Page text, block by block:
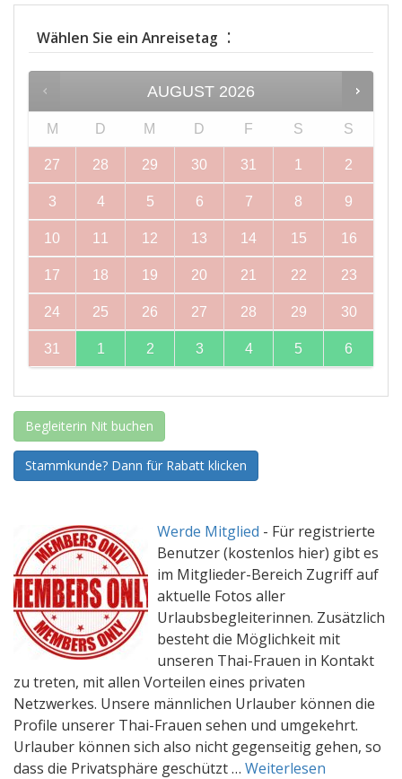
Wählen Sie ein Anreisetag :
AUGUST 2026
M D M D F S S
27 28 29 30 31 1 2
3 4 5 6 7 8 9
10 11 12 13 14 15 16
17 18 19 20 21 22 23
24 25 26 27 28 29 30
31 1 2 3 4 5 6
Begleiterin Nit buchen
Stammkunde? Dann für Rabatt klicken
Werde Mitglied - Für registrierte
Benutzer (kostenlos hier) gibt es
im Mitglieder-Bereich Zugriff auf
aktuelle Fotos aller
Urlaubsbegleiterinnen. Zusätzlich
besteht die Möglichkeit mit
unseren Thai-Frauen in Kontakt
zu treten, mit allen Vorteilen eines privaten
Netzwerkes. Unsere männlichen Urlauber können die
Profile unserer Thai-Frauen sehen und umgekehrt.
Urlauber können sich also nicht gegenseitig gehen, so
dass die Privatsphäre geschützt … Weiterlesen